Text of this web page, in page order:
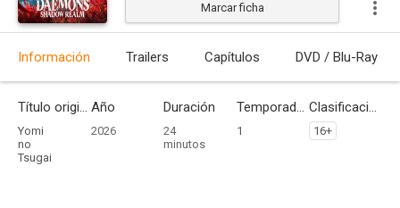
Marcar ficha
Información Trailers Capítulos DVD / Blu-Ray
Título original
Yomi
no
Tsugai
Año
2026
Duración
24
minutos
Temporadas
1
Clasificación por edades
16+